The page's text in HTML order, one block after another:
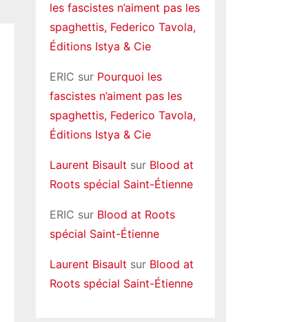
les fascistes n’aiment pas les
spaghettis, Federico Tavola,
Éditions Istya & Cie
ERIC sur Pourquoi les
fascistes n’aiment pas les
spaghettis, Federico Tavola,
Éditions Istya & Cie
Laurent Bisault sur Blood at
Roots spécial Saint-Étienne
ERIC sur Blood at Roots
spécial Saint-Étienne
Laurent Bisault sur Blood at
Roots spécial Saint-Étienne